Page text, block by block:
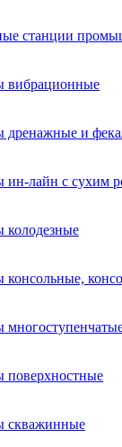
станции
вибрационные
дренажные и
ин-лайн с сухим
колодезные
консольные,
поверхностные
скважинные